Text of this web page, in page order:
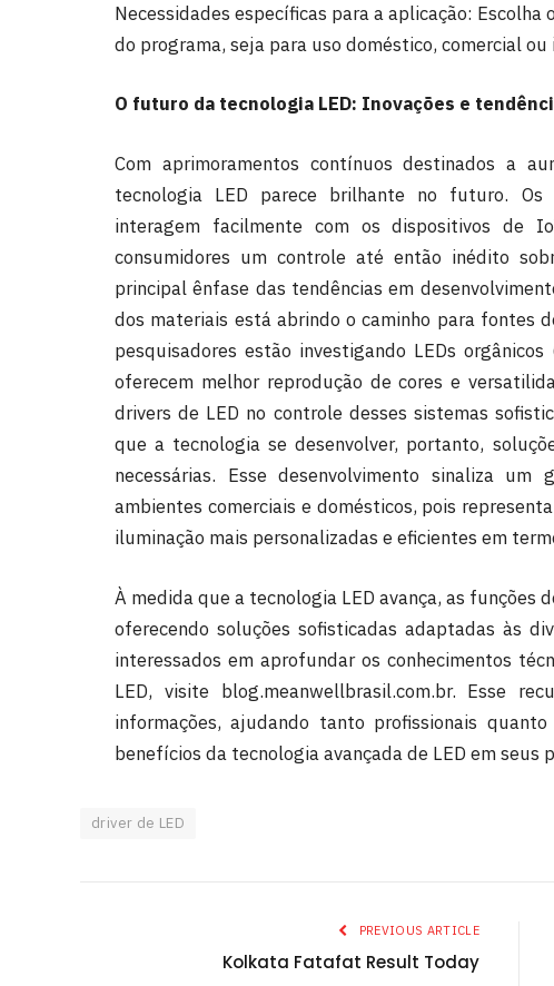
Necessidades específicas para a aplicação:
do programa, seja para uso doméstico, comercial
O futuro da tecnologia LED: Inovações e
Com aprimoramentos contínuos destinados a
tecnologia LED parece brilhante no futuro.
interagem facilmente com os dispositivos de
consumidores um controle até então inédito
principal ênfase das tendências em
dos materiais está abrindo o caminho para fontes
pesquisadores estão investigando LEDs
oferecem melhor reprodução de cores e
drivers de LED no controle desses sistemas
que a tecnologia se desenvolver, portanto,
necessárias. Esse desenvolvimento sinaliza
ambientes comerciais e domésticos, pois
iluminação mais personalizadas e eficientes em
À medida que a tecnologia LED avança, as funções
oferecendo soluções sofisticadas adaptadas às
interessados em aprofundar os conhecimentos
LED, visite blog.meanwellbrasil.com.br. Esse
informações, ajudando tanto profissionais
benefícios da tecnologia avançada de LED em seus
driver de LED
PREVIOUS ARTICLE
Kolkata Fatafat Result Today